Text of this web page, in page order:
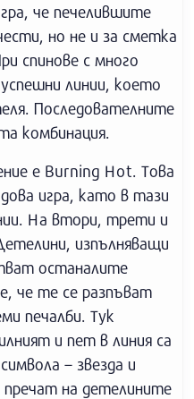
че печелившите
но не и за сметка
спинове с много
линии, което
Последователните
комбинация.
е Burning Hot. Това
игра, като в тази
На втори, трети и
изпълняващи
останалите
че те се разпъват
печалби. Тук
и пет в линия са
– звезда и
на детелините